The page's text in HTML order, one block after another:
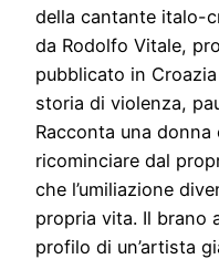
della cantante italo-
da Rodolfo Vitale,
pubblicato in
storia di violenza,
Racconta una
ricominciare dal
che l’umiliazione
propria vita. Il brano
profilo di un’artista